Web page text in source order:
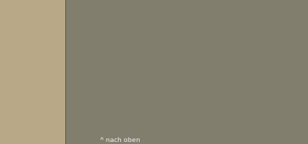
^ nach oben